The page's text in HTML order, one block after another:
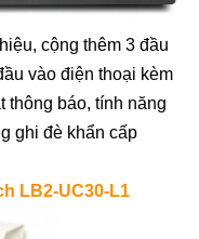
cộng thêm 3 đầu
vào điện thoại kèm
thông báo, tính năng
ghi đè khẩn cấp
LB2-UC30-L1